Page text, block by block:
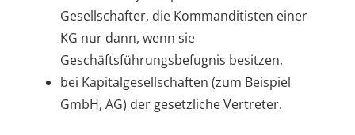
Gesellschafter, die Kommanditisten einer
KG nur dann, wenn sie
Geschäftsführungsbefugnis besitzen,
bei Kapitalgesellschaften (zum Beispiel
GmbH, AG) der gesetzliche Vertreter.